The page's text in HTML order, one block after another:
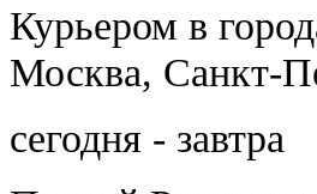
Курьером в
Москва, Санкт-
сегодня - завтра